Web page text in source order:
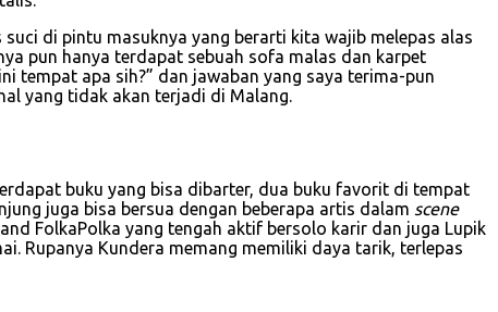
di pintu masuknya yang berarti kita wajib melepas alas
pun hanya terdapat sebuah sofa malas dan karpet
tempat apa sih?” dan jawaban yang saya terima-pun
yang tidak akan terjadi di Malang.
buku yang bisa dibarter, dua buku favorit di tempat
juga bisa bersua dengan beberapa artis dalam scene
FolkaPolka yang tengah aktif bersolo karir dan juga Lupik
Rupanya Kundera memang memiliki daya tarik, terlepas